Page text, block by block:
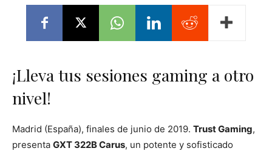
¡Lleva tus sesiones gaming a otro
nivel!
Madrid (España), finales de junio de 2019. Trust Gaming,
presenta GXT 322B Carus, un potente y sofisticado